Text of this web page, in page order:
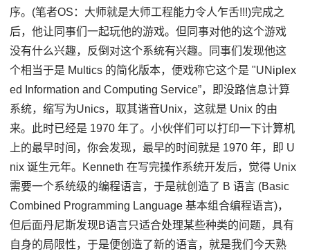
序。(笔者OS：大师就是大师工程能力令人乍舌!!!)完成之
后，他让同事们一起玩他的游戏。但同事对他的这个游戏
没有什么兴趣，反倒对这个系统有兴趣。同事们发现他这
个相当于是 Multics 的简化版本，便戏称它这个是 "UNiplex
ed Information and Computing Service”，即没路信息计算
系统，缩写为Unics，取其谐音Unix，这就是 Unix 的由
来。此时已经是 1970 年了。小伙伴们可以打印一下计算机
上的最早时间，你会发现，最早的时间就是 1970 年，即 U
nix 诞生元年。Kenneth 在写完操作系统开发后，觉得 Unix
需要一个系统级的编程语言，于是就创造了 B 语言 (Basic
Combined Programming Language 基本组合编程语言)，
但后面丹尼斯发现B语言只适合处理某些种类的问题，具有
自身的局限性，于是便创造了新的语言，就是我们今天熟